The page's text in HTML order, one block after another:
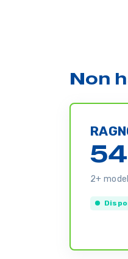
Non
2+